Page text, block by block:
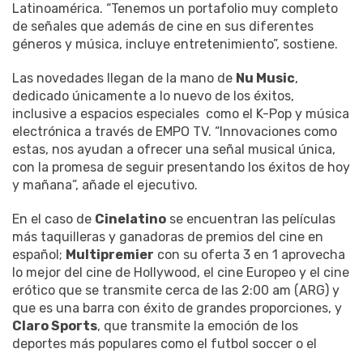
Latinoamérica. “Tenemos un portafolio muy completo
de señales que además de cine en sus diferentes
géneros y música, incluye entretenimiento”, sostiene.
Las novedades llegan de la mano de Nu Music,
dedicado únicamente a lo nuevo de los éxitos,
inclusive a espacios especiales como el K-Pop y música
electrónica a través de EMPO TV. “Innovaciones como
estas, nos ayudan a ofrecer una señal musical única,
con la promesa de seguir presentando los éxitos de hoy
y mañana”, añade el ejecutivo.
En el caso de Cinelatino se encuentran las películas
más taquilleras y ganadoras de premios del cine en
español; Multipremier con su oferta 3 en 1 aprovecha
lo mejor del cine de Hollywood, el cine Europeo y el cine
erótico que se transmite cerca de las 2:00 am (ARG) y
que es una barra con éxito de grandes proporciones, y
Claro Sports, que transmite la emoción de los
deportes más populares como el futbol soccer o el